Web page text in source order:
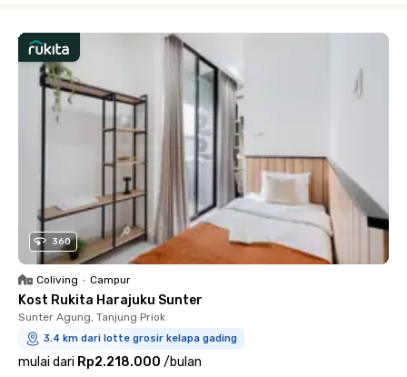
360
Coliving • Campur
Kost Rukita Harajuku Sunter
Sunter Agung, Tanjung Priok
3.4 km dari lotte grosir kelapa gading
mulai dari Rp2.218.000 /bulan